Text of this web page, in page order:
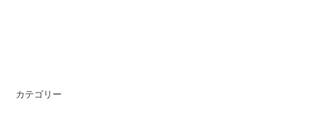
カテゴリー